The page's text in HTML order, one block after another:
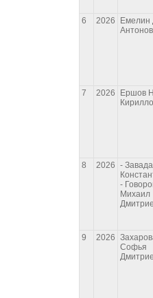
6 2026
Емелин
7 2026
Ершов
8 2026 -
-
Михаил
9 2026
Софья